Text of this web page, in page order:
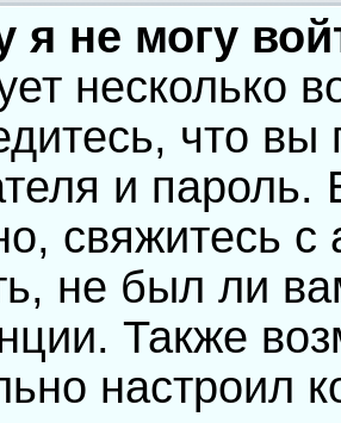
я не могу
несколько
что
и
свяжитесь
не был ли
Также
настроил